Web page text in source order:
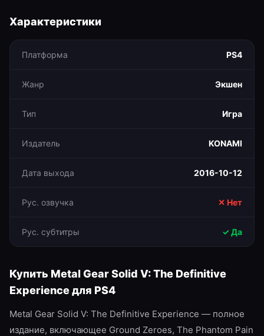
Характеристики
Платформа PS4
Жанр Экшен
Тип Игра
Издатель KONAMI
Дата выхода 2016-10-12
Рус. озвучка ✕ Нет
Рус. субтитры ✓ Да
Купить Metal Gear Solid V: The Definitive
Experienceдля PS4
Metal Gear Solid V: The Definitive Experience — полное
издание, включающее Ground Zeroes, The Phantom Pain